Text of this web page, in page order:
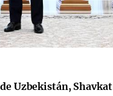
Uzbekistán,